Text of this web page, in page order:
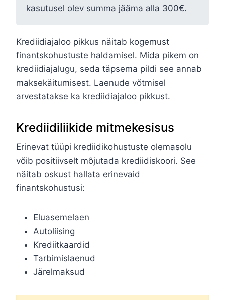
kasutusel olev summa jääma alla 300€.
Krediidiajaloo pikkus näitab kogemust
finantskohustuste haldamisel. Mida pikem on
krediidiajalugu, seda täpsema pildi see annab
maksekäitumisest. Laenude võtmisel
arvestatakse ka krediidiajaloo pikkust.
Krediidiliikide mitmekesisus
Erinevat tüüpi krediidikohustuste olemasolu
võib positiivselt mõjutada krediidiskoori. See
näitab oskust hallata erinevaid
finantskohustusi:
Eluasemelaen
Autoliising
Krediitkaardid
Tarbimislaenud
Järelmaksud